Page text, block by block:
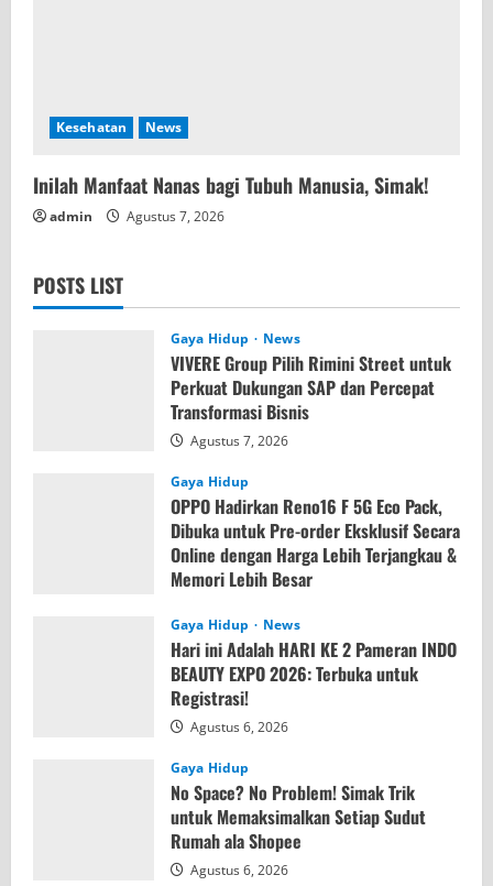
Kesehatan News
Inilah Manfaat Nanas bagi Tubuh Manusia, Simak!
admin Agustus 7, 2026
POSTS LIST
Gaya Hidup News
VIVERE Group Pilih Rimini Street untuk
Perkuat Dukungan SAP dan Percepat
Transformasi Bisnis
Agustus 7, 2026
Gaya Hidup
OPPO Hadirkan Reno16 F 5G Eco Pack,
Dibuka untuk Pre-order Eksklusif Secara
Online dengan Harga Lebih Terjangkau &
Memori Lebih Besar
Gaya Hidup
News
Hari ini Adalah HARI KE 2 Pameran INDO
BEAUTY EXPO 2026: Terbuka untuk
Registrasi!
Agustus 6, 2026
Gaya Hidup
No Space? No Problem! Simak Trik
untuk Memaksimalkan Setiap Sudut
Rumah ala Shopee
Agustus 6, 2026